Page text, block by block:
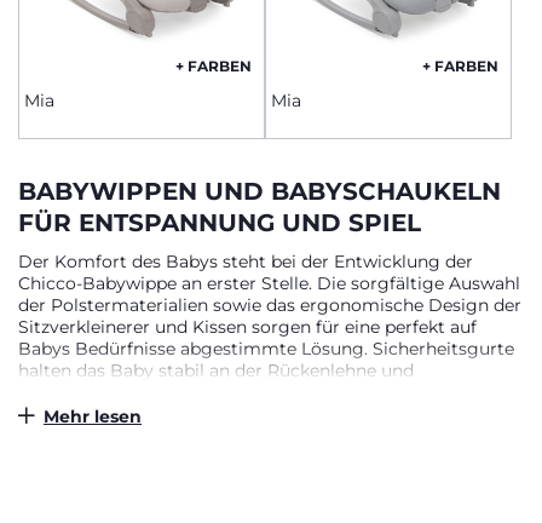
+ FARBEN
Mia
+ FARBEN
Mia
BABYWIPPEN UND BABYSCHAUKELN
FÜR ENTSPANNUNG UND SPIEL
Der Komfort des Babys steht bei der Entwicklung der
Chicco-Babywippe an erster Stelle. Die sorgfältige Auswahl
der Polstermaterialien sowie das ergonomische Design der
Sitzverkleinerer und Kissen sorgen für eine perfekt auf
Babys Bedürfnisse abgestimmte Lösung. Sicherheitsgurte
halten das Baby stabil an der Rückenlehne und
auf einer weichen Unterlage, bietet die Babywippe zudem
Mehr lesen